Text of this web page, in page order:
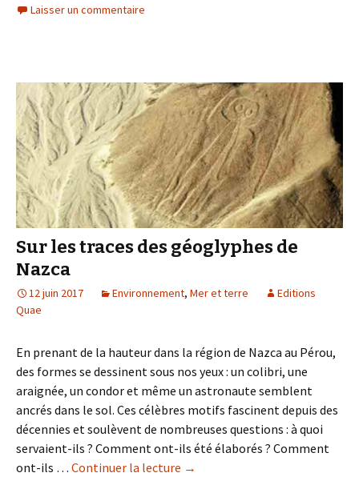
d’Oman
en
peau
de
serpent
Laisser un commentaire
Sur les traces des géoglyphes de
Nazca
12 juin 2017 Environnement, Mer et terre
Editions
Quae
En prenant de la hauteur dans la région de Nazca au Pérou,
des formes se dessinent sous nos yeux : un colibri, une
araignée, un condor et même un astronaute semblent
ancrés dans le sol. Ces célèbres motifs fascinent depuis des
décennies et soulèvent de nombreuses questions : à quoi
servaient-ils ? Comment ont-ils été élaborés ? Comment
ont-ils … Continuer la lecture de
→